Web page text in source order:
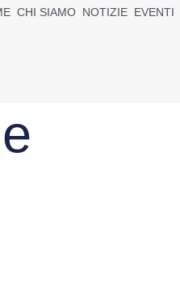
CHI SIAMO NOTIZIE EVENTI